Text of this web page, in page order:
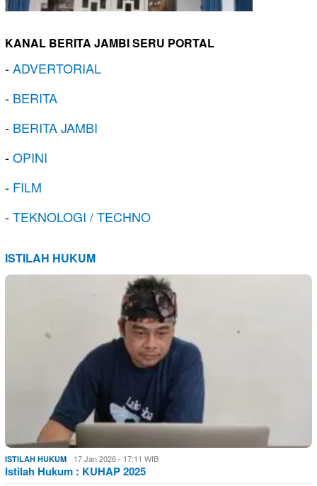
KANAL BERITA JAMBI SERU PORTAL
-ADVERTORIAL
- BERITA
- BERITA JAMBI
-OPINI
- FILM
-TEKNOLOGI / TECHNO
ISTILAH HUKUM
ISTILAH HUKUM 17 Jan 2026 - 17:11 WIB
Istilah Hukum : KUHAP 2025